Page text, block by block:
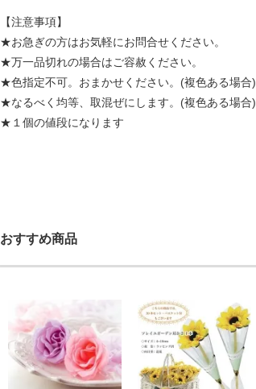
【注意事項】
★お急ぎの方はお気軽にお問合せください。
★万一品切れの場合はご容赦ください。
★色指定不可。おまかせください。(複色ある場合)
★なるべく均等、取混ぜにします。(複色ある場合)
★１個の値段になります
おすすめ商品